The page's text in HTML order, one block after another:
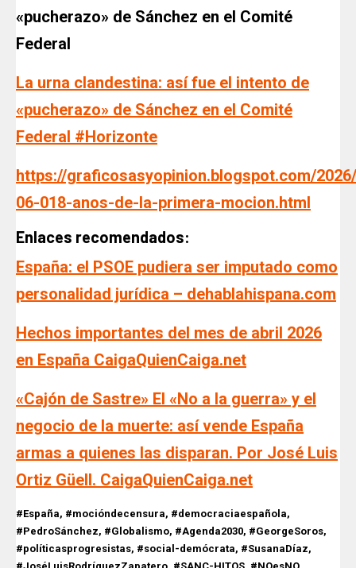
«pucherazo» de Sánchez en el Comité
Federal
La urna clandestina: así fue el intento de
«pucherazo» de Sánchez en el Comité
Federal #Horizonte
https://graficosasyopinion.blogspot.com/
06-018-anos-de-la-primera-mocion.html
Enlaces recomendados:
España: el PSOE pudiera ser imputado como
personalidad jurídica – dehablahispana.com
Hechos importantes del mes de abril 2026
en España CaigaQuienCaiga.net
«Cajón de Sastre» El «No a la guerra» y el
negocio de la muerte: así vende España
armas a quienes las disparan. Por José Luis
Ortiz Güell. CaigaQuienCaiga.net
#España, #mocióndecensura, #democraciaespañola,
#PedroSánchez, #Globalismo, #Agenda2030, #GeorgeSoros,
#políticasprogresistas, #social-demócrata, #SusanaDíaz,